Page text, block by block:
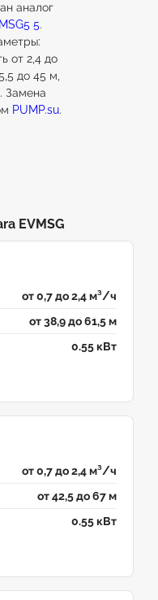
аналог
5.
от 2,4 до
до 45 м,
Замена
PUMP.su.
EVMSG
от 0,7 до 2,4 м³/ч
от 38,9 до 61,5 м
0.55 кВт
от 0,7 до 2,4 м³/ч
от 42,5 до 67 м
0.55 кВт